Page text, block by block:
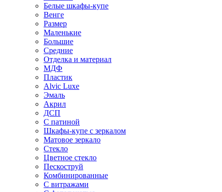
Белые шкафы-купе
Венге
Размер
Маленькие
Большие
Средние
Отделка и материал
МДФ
Пластик
Alvic Luxe
Эмаль
Акрил
ДСП
С патиной
Шкафы-купе с зеркалом
Матовое зеркало
Стекло
Цветное стекло
Пескоструй
Комбинированные
С витражами